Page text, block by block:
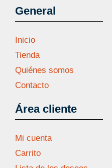
General
Inicio
Tienda
Quiénes somos
Contacto
Área cliente
Mi cuenta
Carrito